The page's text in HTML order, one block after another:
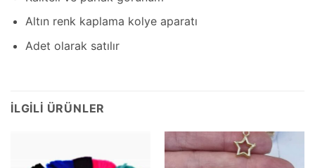
Altın renk kaplama kolye aparatı
Adet olarak satılır
İLGILI ÜRÜNLER